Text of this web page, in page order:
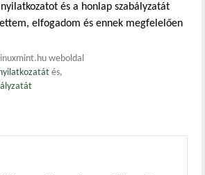
és a honlap szabályzatát
elfogadom és ennek megfelelően
weboldal
és,